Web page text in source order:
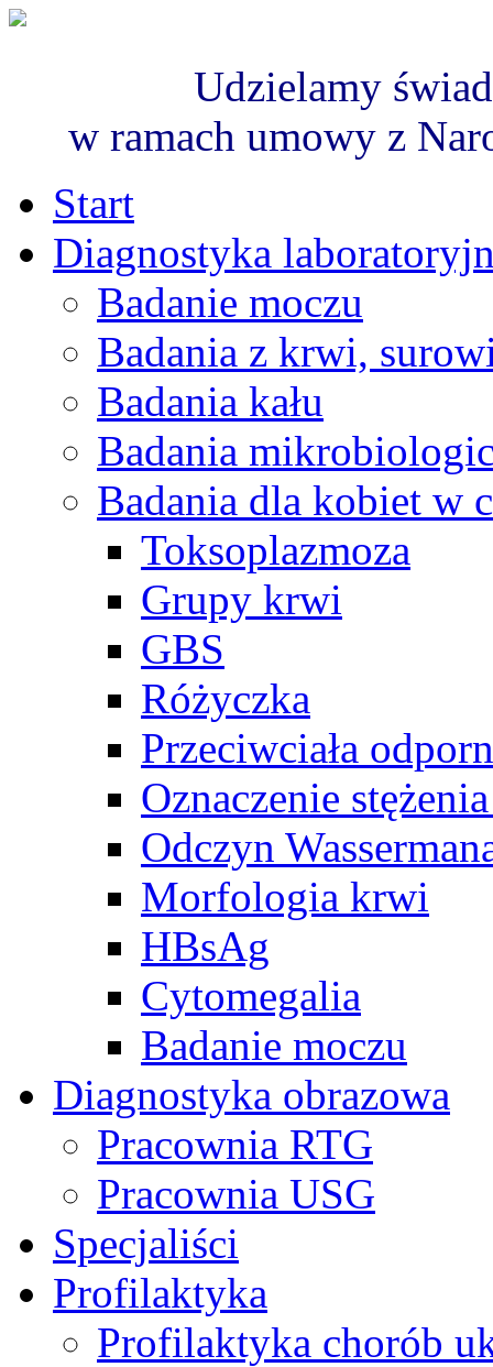
Udzielamy
w ramach umowy z
Start
Diagnostyka
Badanie moczu
Badania z krwi,
Badania kału
Badania
Badania dla kobiet w
Toksoplazmoza
Grupy krwi
GBS
Różyczka
Przeciwciała
Oznaczenie
Odczyn
Morfologia krwi
HBsAg
Cytomegalia
Badanie moczu
Diagnostyka obrazowa
Pracownia RTG
Pracownia USG
Specjaliści
Profilaktyka
Profilaktyka chorób